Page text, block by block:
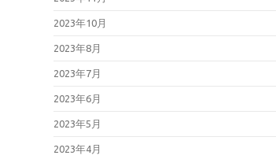
2023年10月
2023年8月
2023年7月
2023年6月
2023年5月
2023年4月